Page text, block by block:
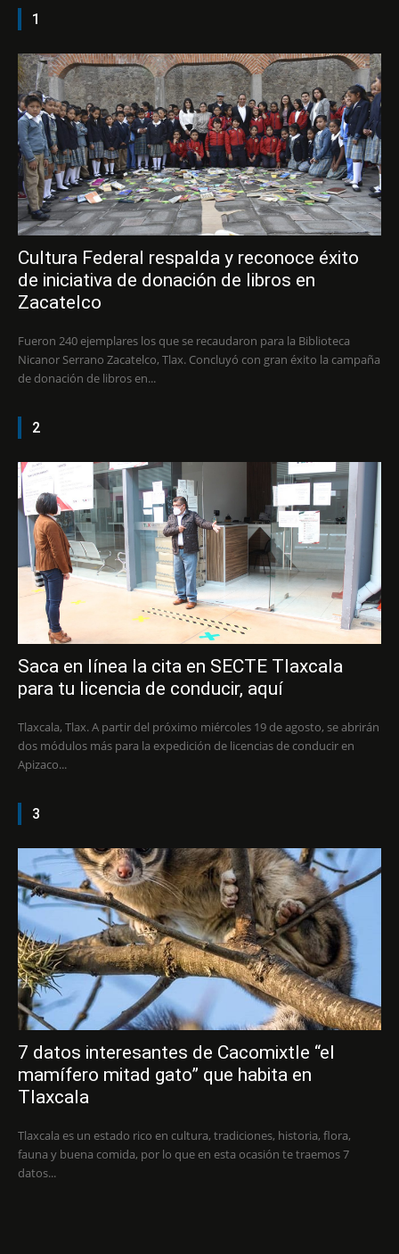
1
Cultura Federal respalda y reconoce éxito
de iniciativa de donación de libros en
Zacatelco
Fueron 240 ejemplares los que se recaudaron para la Biblioteca
Nicanor Serrano Zacatelco, Tlax. Concluyó con gran éxito la campaña
de donación de libros en...
2
Saca en línea la cita en SECTE Tlaxcala
para tu licencia de conducir, aquí
Tlaxcala, Tlax. A partir del próximo miércoles 19 de agosto, se abrirán
dos módulos más para la expedición de licencias de conducir en
Apizaco...
3
7 datos interesantes de Cacomixtle “el
mamífero mitad gato” que habita en
Tlaxcala
Tlaxcala es un estado rico en cultura, tradiciones, historia, flora,
fauna y buena comida, por lo que en esta ocasión te traemos 7
datos...